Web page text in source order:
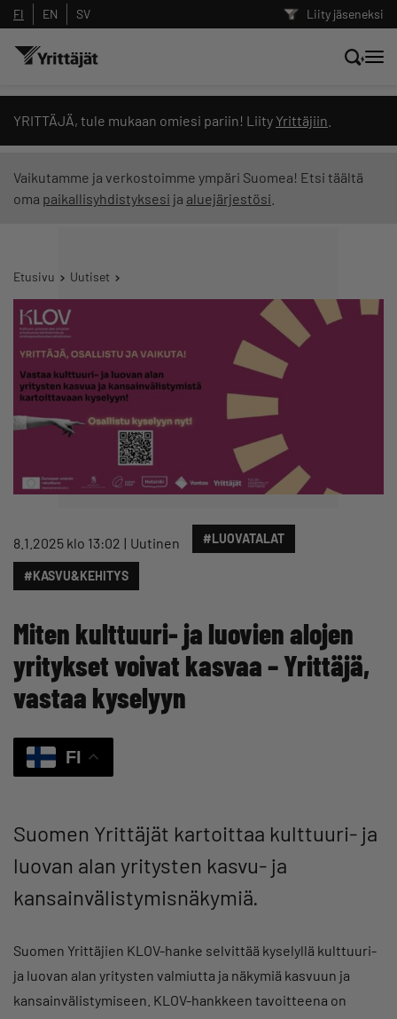
Liity jäseneksi
FI EN SV
YRITTÄJÄ, tule mukaan omiesi pariin! Liity Yrittäjiin
Vaikutamme ja verkostoimme ympäri Suomea! Etsi täältä
oma paikallisyhdistyksesi ja aluejärjestösi
Etusivu Uutiset
8.1.2025 klo 13:02 Uutinen #LUOVATALAT
#KASVU&KEHITYS
Miten kulttuuri- ja luovien alojen
yritykset voivat kasvaa – Yrittäjä,
vastaa kyselyyn
FI
Suomen Yrittäjät kartoittaa kulttuuri- ja
luovan alan yritysten kasvu- ja
kansainvälistymisnäkymiä.
Suomen Yrittäjien KLOV-hanke selvittää kyselyllä kulttuuri-
ja luovan alan yritysten valmiutta ja näkymiä kasvuun ja
kansainvälistymiseen. KLOV-hankkeen tavoitteena on
Hae sivustolta tai kysy suoraan
Yrittäjien tekoälyltä
Suodata hakutuloksia: näytä kaikki sisältö